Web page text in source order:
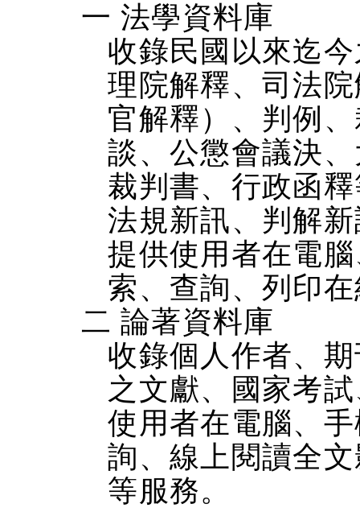
一 法學資料庫
收錄民國以來迄
理院解釋、司法
官解釋）、判例
談、公懲會議決
裁判書、行政函
法規新訊、判解
提供使用者在電
索、查詢、列印
二 論著資料庫
收錄個人作者、
之文獻、國家考
使用者在電腦、
詢、線上閱讀全
等服務。